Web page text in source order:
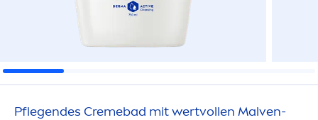
Pflegendes Cremebad mit wertvollen Malven-